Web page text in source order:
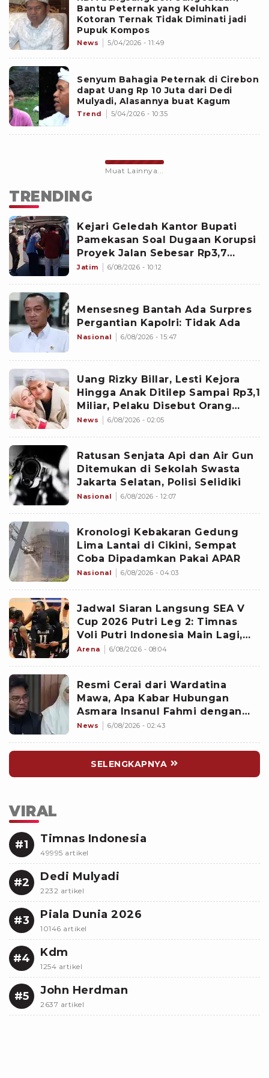
Bantu Peternak yang Keluhkan
Kotoran Ternak Tidak Diminati jadi
Pupuk Kompos
News 5/04/2026 - 11:49
Senyum Bahagia Peternak di Cirebon
dapat Uang Rp 10 Juta dari Dedi
Mulyadi, Alasannya buat Kagum
Trend 5/04/2026 - 10:35
Muat Lainnya...
TRENDING
Kejari Geledah Kantor Bupati
Pamekasan Soal Dugaan Korupsi
Proyek Jalan Sebesar Rp3,7
Milliar
Jatim 6/08/2026 - 10:12
Mensesneg Bantah Ada Surpres
Pergantian Kapolri: Tidak Ada
Nasional 6/08/2026 - 15:47
Uang Rizky Billar, Lesti Kejora
Hingga Anak Ditilep Sampai Rp3,1
Miliar, Pelaku Disebut Orang
Terdekat
News 6/08/2026 - 02:05
Ratusan Senjata Api dan Air Gun
Ditemukan di Sekolah Swasta
Jakarta Selatan, Polisi Selidiki
Nasional 6/08/2026 - 12:07
Kronologi Kebakaran Gedung
Lima Lantai di Cikini, Sempat
Coba Dipadamkan Pakai APAR
Nasional 6/08/2026 - 04:03
Jadwal Siaran Langsung SEA V
Cup 2026 Putri Leg 2: Timnas
Voli Putri Indonesia Main Lagi,
Langsung Hadapi Vietnam
Arena 6/08/2026 - 08:04
Resmi Cerai dari Wardatina
Mawa, Apa Kabar Hubungan
Asmara Insanul Fahmi dengan
Inara Rusli?
News 6/08/2026 - 02:43
SELENGKAPNYA
VIRAL
#1 Timnas Indonesia
49995 artikel
#2 Dedi Mulyadi
2232 artikel
#3 Piala Dunia 2026
10146 artikel
#4 Kdm
1254 artikel
#5 John Herdman
2637 artikel